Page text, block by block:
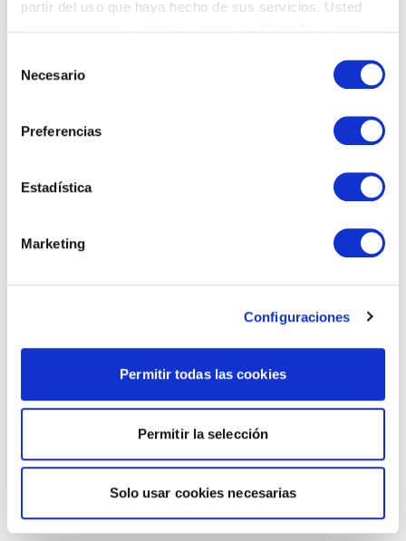
partir del uso que haya hecho de sus servicios. Usted
Necesario
Preferencias
Estadística
Marketing
Configuraciones
Permitir todas las cookies
Permitir la selección
Solo usar cookies necesarias